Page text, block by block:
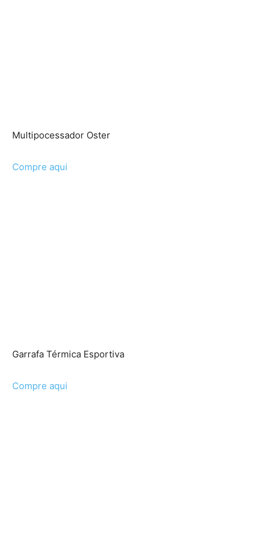
Multipocessador Oster
Compre aqui
Garrafa Térmica Esportiva
Compre aqui